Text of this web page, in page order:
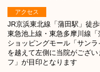
アクセス
JR京浜東北線「蒲田駅」徒歩
東急池上線・東急多摩川線「
ショッピングモール「サン
を越えて左側に当院がござ
フ」が目印となります